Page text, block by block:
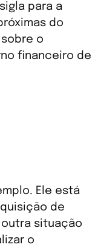
para a
do
o
financeiro de
Ele está
de
situação
o